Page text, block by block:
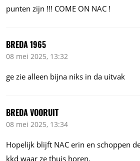
punten zijn !!! COME ON NAC !
BREDA 1965
08 mei 2025, 13:32
ge zie alleen bijna niks in da uitvak
BREDA VOORUIT
08 mei 2025, 13:34
Hopelijk blijft NAC erin en schoppen
kkd waar ze thuis horen.